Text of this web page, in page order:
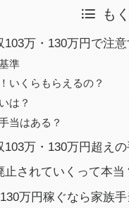
も
万・130万円で注
準
いくらもらえるの？
は？
当はある？
103万・130万円超え
されていくって本当
万円稼ぐなら家族